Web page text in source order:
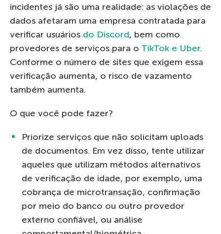
incidentes já são uma realidade: as violações de
dados afetaram uma empresa contratada para
verificar usuários do Discord, bem como
provedores de serviços para o TikTok e Uber.
Conforme o número de sites que exigem essa
verificação aumenta, o risco de vazamento
também aumenta.
O que você pode fazer?
Priorize serviços que não solicitam uploads
de documentos. Em vez disso, tente utilizar
aqueles que utilizam métodos alternativos
de verificação de idade, por exemplo, uma
cobrança de microtransação, confirmação
por meio do banco ou outro provedor
externo confiável, ou análise